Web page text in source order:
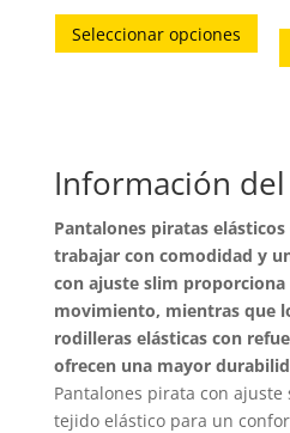
Seleccionar opciones
Este
Las
se
en
la
de
Información
Pantalones piratas
trabajar con comodidad y
con ajuste slim
movimiento, mientras que
rodilleras elásticas con
ofrecen una mayor
Pantalones pirata con
tejido elástico para un